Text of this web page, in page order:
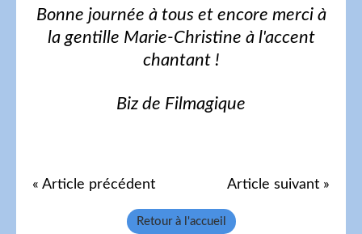
Bonne journée à tous et encore merci à
la gentille Marie-Christine à l'accent
chantant !
Biz de Filmagique
« Article précédent Article suivant »
Retour à l'accueil